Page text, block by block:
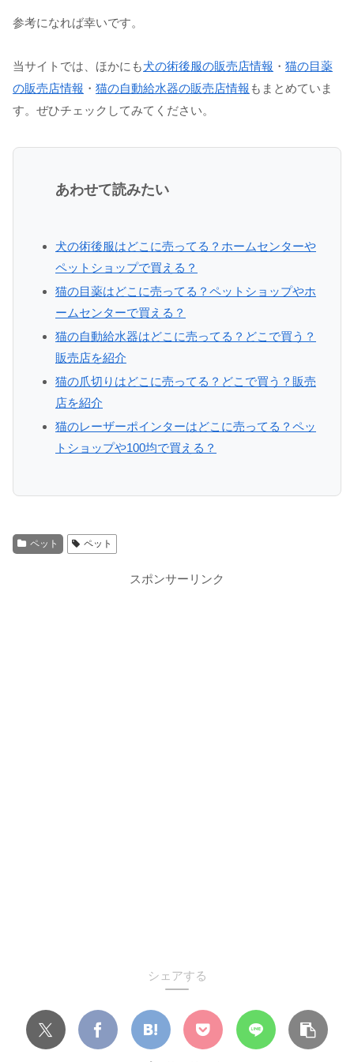
参考になれば幸いです。
当サイトでは、ほかにも犬の術後服の販売店情報 ・ 猫の目薬
の販売店情報 ・ 猫の自動給水器の販売店情報 もまとめていま
す。ぜひチェックしてみてください。
あわせて読みたい
犬の術後服はどこに売ってる？ホームセンターや
ペットショップで買える？
猫の目薬はどこに売ってる？ペットショップやホ
ームセンターで買える？
猫の自動給水器はどこに売ってる？どこで買う？
販売店を紹介
猫の爪切りはどこに売ってる？どこで買う？販売
店を紹介
猫のレーザーポインターはどこに売ってる？ペッ
トショップや100均で買える？
ペット ペット
スポンサーリンク
シェアする